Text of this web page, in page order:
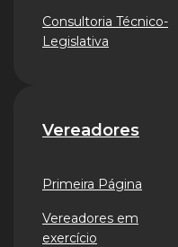
Consultoria Técnico-
Legislativa
Vereadores
Primeira Página
Vereadores em
exercício